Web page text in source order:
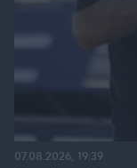
07.08.2026, 19:39